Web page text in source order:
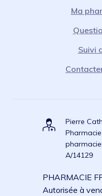
Ma
Suivi
Pierre
A/14129
PHARMACIE
Autorisée à